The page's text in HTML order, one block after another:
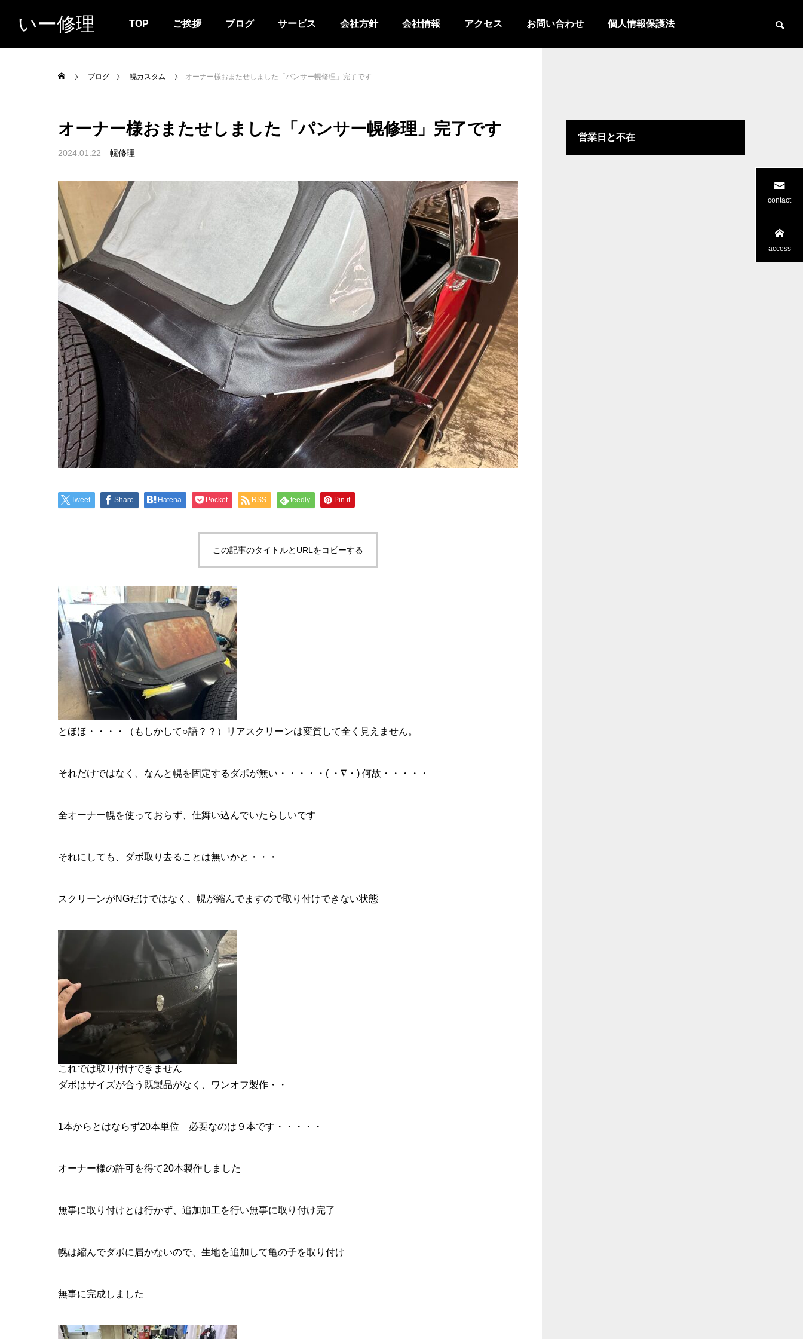
いー修理 TOP ご挨拶 ブログ サービス 会社方針 会社情報 アクセス お問い合わせ 個人情報保護法
ブログ 幌カスタム オーナー様おまたせしました「パンサー幌修理」完了です
オーナー様おまたせしました「パンサー幌修理」完了です
2024.01.22 幌修理
Tweet Share Hatena Pocket RSS feedly Pin it
この記事のタイトルとURLをコピーする
とほほ・・・・（もしかして○語？？）リアスクリーンは変質して全く見えません。
それだけではなく、なんと幌を固定するダボが無い・・・・・( ・∇・) 何故・・・・・
全オーナー幌を使っておらず、仕舞い込んでいたらしいです
それにしても、ダボ取り去ることは無いかと・・・
スクリーンがNGだけではなく、幌が縮んでますので取り付けできない状態
これでは取り付けできません
ダボはサイズが合う既製品がなく、ワンオフ製作・・
1本からとはならず20本単位 必要なのは９本です・・・・・
オーナー様の許可を得て20本製作しました
無事に取り付けとは行かず、追加加工を行い無事に取り付け完了
幌は縮んでダボに届かないので、生地を追加して亀の子を取り付け
無事に完成しました
営業日と不在
contact
access